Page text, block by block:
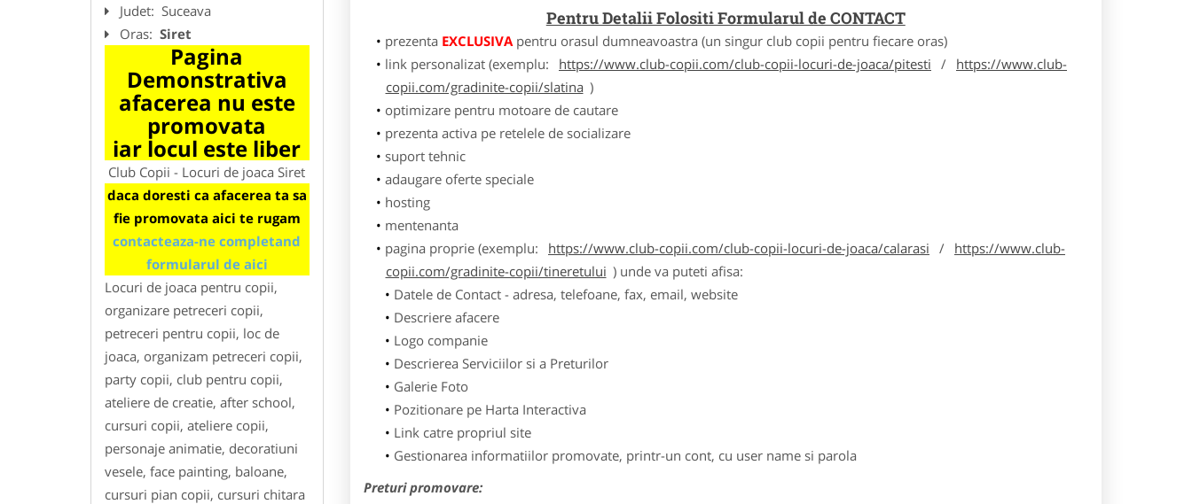
Judet: Suceava
Oras: Siret
Pagina
Demonstrativa
afacerea nu este
promovata
iar locul este liber
Club Copii - Locuri de joaca Siret
daca doresti ca afacerea ta sa
fie promovata aici te rugam
contacteaza-ne completand
formularul de aici
Locuri de joaca pentru copii,
organizare petreceri copii,
petreceri pentru copii, loc de
joaca, organizam petreceri copii,
party copii, club pentru copii,
ateliere de creatie, after school,
cursuri copii, ateliere copii,
personaje animatie, decoratiuni
vesele, face painting, baloane,
cursuri pian copii, cursuri chitara
Pentru Detalii Folositi Formularul de CONTACT
prezenta EXCLUSIVApentru orasul dumneavoastra (un singur club copii pentru fiecare oras)
link personalizat (exemplu:
https://www.club-copii.com/club-copii-locuri-de-joaca/pitesti / https://www.club-
copii.com/gradinite-copii/slatina )
optimizare pentru motoare de cautare
prezenta activa pe retelele de socializare
suport tehnic
adaugare oferte speciale
hosting
mentenanta
pagina proprie (exemplu:
https://www.club-copii.com/club-copii-locuri-de-joaca/calarasi / https://www.club-
copii.com/gradinite-copii/tineretului ) unde va puteti afisa:
Datele de Contact - adresa, telefoane, fax, email, website
Descriere afacere
Logo companie
Descrierea Serviciilor si a Preturilor
Galerie Foto
Pozitionare pe Harta Interactiva
Link catre propriul site
Gestionarea informatiilor promovate, printr-un cont, cu user name si parola
Preturi promovare: